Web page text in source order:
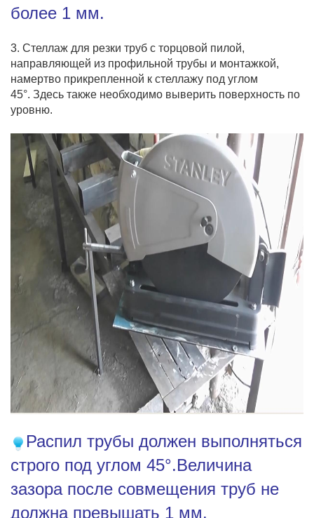
более 1 мм.
3. Стеллаж для резки труб с торцовой пилой,
направляющей из профильной трубы и монтажкой,
намертво прикрепленной к стеллажу под углом
45°. Здесь также необходимо выверить поверхность по
уровню.
Распил трубы должен выполняться
строго под углом 45°.Величина
зазора после совмещения труб не
должна превышать 1 мм.